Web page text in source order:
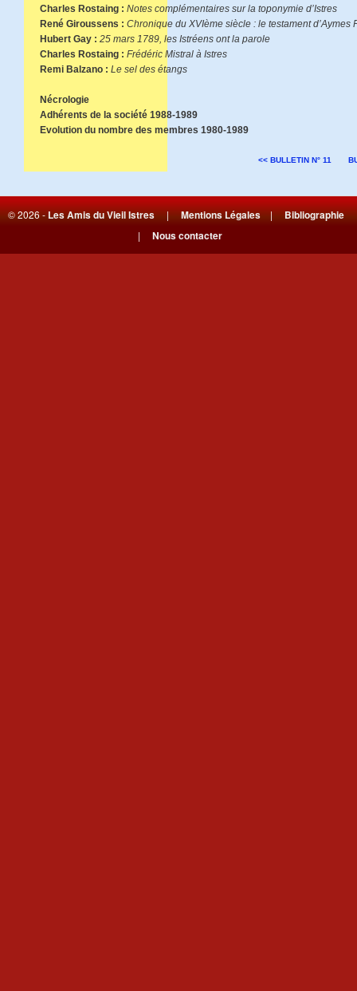
Charles Rostaing : Notes complémentaires sur la toponymie d’Istres
René Giroussens : Chronique du XVIème siècle : le testament d’Aymes
Hubert Gay : 25 mars 1789, les Istréens ont la parole
Charles Rostaing : Frédéric Mistral à Istres
Remi Balzano : Le sel des étangs
Nécrologie
Adhérents de la société 1988-1989
Evolution du nombre des membres 1980-1989
<< BULLETIN N° 11
© 2026 -Les Amis du Vieil Istres|Mentions Légales|Bibliographie
| Nous contacter